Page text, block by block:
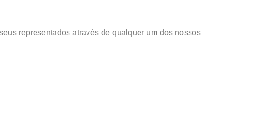
representados através de qualquer um dos nossos